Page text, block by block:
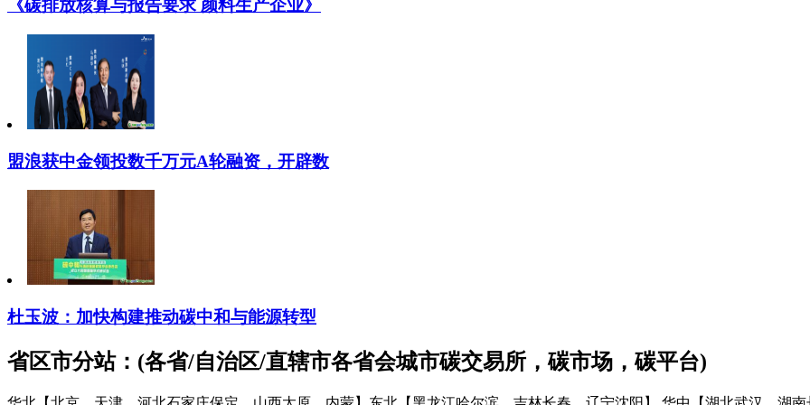
《碳排放核算与报告要求 颜料生产企业》
盟浪获中金领投数千万元A轮融资，开辟数
杜玉波：加快构建推动碳中和与能源转型
省区市分站：(各省/自治区/直辖市各省会城市碳交易所，碳市场，碳平台)